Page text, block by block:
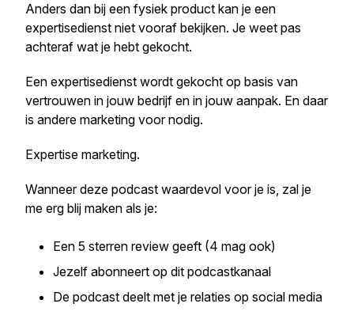
Anders dan bij een fysiek product kan je een
expertisedienst niet vooraf bekijken. Je weet pas
achteraf wat je hebt gekocht.
Een expertisedienst wordt gekocht op basis van
vertrouwen in jouw bedrijf en in jouw aanpak. En daar
is andere marketing voor nodig.
Expertise marketing.
Wanneer deze podcast waardevol voor je is, zal je
me erg blij maken als je:
Een 5 sterren review geeft (4 mag ook)
Jezelf abonneert op dit podcastkanaal
De podcast deelt met je relaties op social media